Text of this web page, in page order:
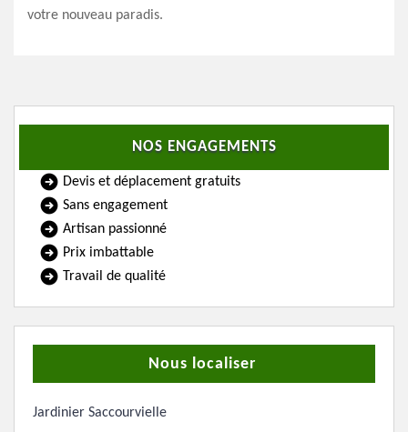
votre nouveau paradis.
NOS ENGAGEMENTS
Devis et déplacement gratuits
Sans engagement
Artisan passionné
Prix imbattable
Travail de qualité
Nous localiser
Jardinier Saccourvielle